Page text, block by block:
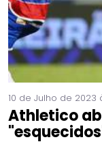
10 de Julho de 2023
Athletico